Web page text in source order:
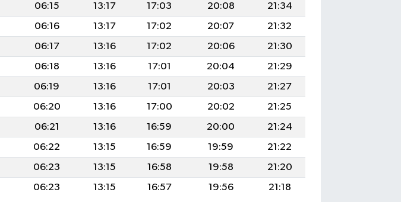
06:15 13:17 17:03 20:08
21:34
06:16 13:17 17:02 20:07
21:32
06:17 13:16 17:02 20:06
21:30
06:18 13:16 17:01 20:04
21:29
06:19 13:16 17:01 20:03
21:27
06:20 13:16 17:00 20:02
21:25
06:21 13:16 16:59 20:00
21:24
06:22 13:15 16:59 19:59
21:22
06:23 13:15 16:58 19:58
21:20
06:23 13:15 16:57 19:56 21:18